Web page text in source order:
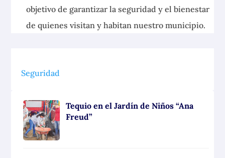
objetivo de garantizar la seguridad y el bienestar
de quienes visitan y habitan nuestro municipio.
Seguridad
Tequio en el Jardín de Niños “Ana
Freud”